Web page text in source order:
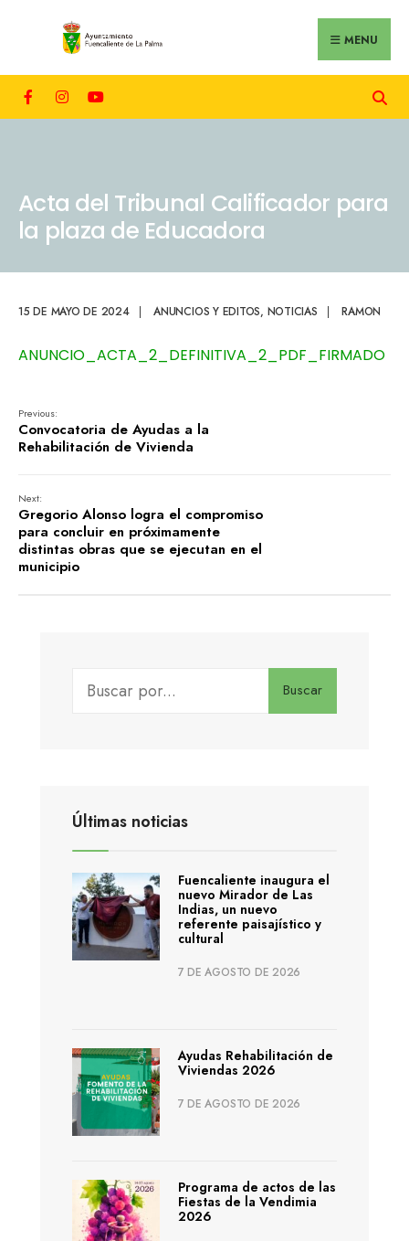
MENU
Acta del Tribunal Calificador para
la plaza de Educadora
15 DE MAYO DE 2024 | ANUNCIOS Y EDITOS, NOTICIAS | RAMON
ANUNCIO_ACTA_2_DEFINITIVA_2_PDF_FIRMADO
Previous:
Convocatoria de Ayudas a la
Rehabilitación de Vivienda
Next:
Gregorio Alonso logra el compromiso
para concluir en próximamente
distintas obras que se ejecutan en el
municipio
Buscar
Últimas noticias
Fuencaliente inaugura el
nuevo Mirador de Las
Indias, un nuevo
referente paisajístico y
cultural
7 DE AGOSTO DE 2026
Ayudas Rehabilitación de
Viviendas 2026
7 DE AGOSTO DE 2026
Programa de actos de las
Fiestas de la Vendimia
2026